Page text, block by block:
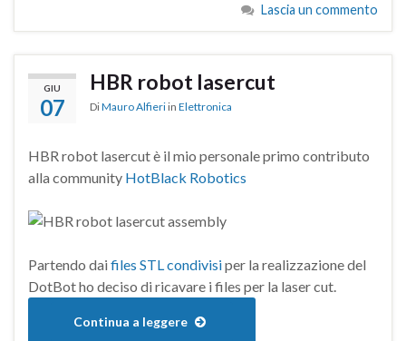
Lascia un commento
GIU
07
HBR robot lasercut
DiMauro Alfieri in Elettronica
HBR robot lasercut è il mio personale primo contributo
alla community HotBlack Robotics
Partendo dai files STL condivisiper la realizzazione del
DotBot ho deciso di ricavare i files per la laser cut.
Continua a leggere